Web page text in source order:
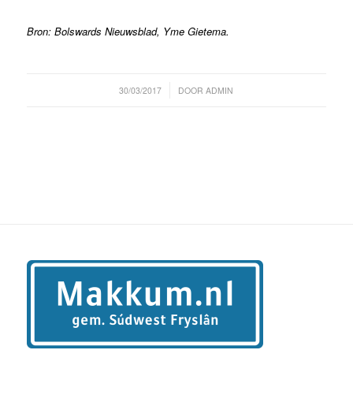
Bron: Bolswards Nieuwsblad, Yme Gietema.
30/03/2017
/ DOORADMIN